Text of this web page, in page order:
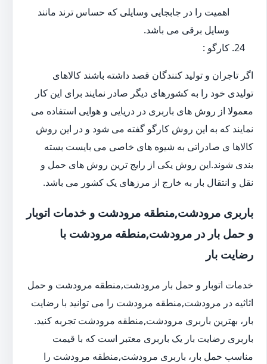
اهمیت را در جابجایی وسایلی که حساس ترند مانند
وسایل برقی می باشد.
کارگو :
اگر تاجران و تولید کنندگان قصد داشته باشند کالاهای
تولیدی خود را به کشورهای دیگر صادر نمایند برای این کار
معمولا از روش های باربری در دریایی و هوایی استفاده می
نمایند که به این روش کارگو گفته می شود و در این روش
کالاها ی صادراتی به شیوه های خاصی می بایست بسته
بندی شوند.این روش یکی از رایج ترین روش های حمل و
نقل و انتقال بار به خارج از مرزهای یک کشور می باشد.
باربری مرودشت,منطقه مرودشت و خدمات اتوبار
و حمل بار در مرودشت,منطقه مرودشت با
رضایت بار
خدمات اتوبار و حمل بار مرودشت,منطقه مرودشت و حمل
اثاثیه در مرودشت,منطقه مرودشت را می توانید با رضایت
بار، بهترین باربری مرودشت,منطقه مرودشت تجربه کنید.
باربری رضایت بار یک باربری معتبر است که با قیمت
مناسب حمل بار، باربری مرودشت,منطقه مرودشت را